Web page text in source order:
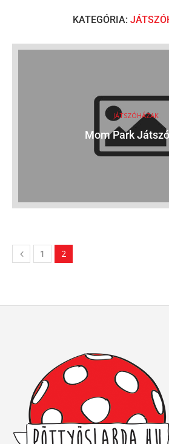
KATEGÓRIA:
JÁTSZÓHÁZAK
Mom Park
1 2